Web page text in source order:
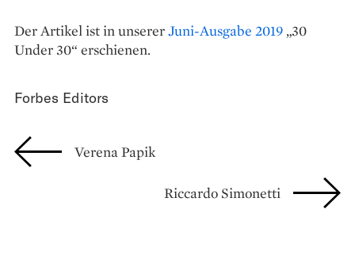
Der Artikel ist in unsererJuni-Ausgabe 2019 „30
Under 30“ erschienen.
Forbes Editors
Verena Papik
Riccardo Simonetti